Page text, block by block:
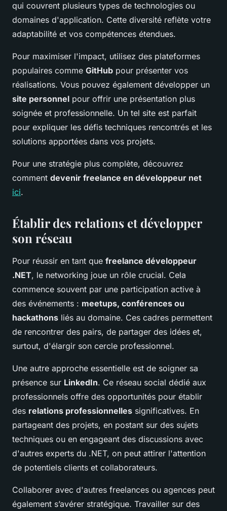
qui couvrent plusieurs types de technologies ou
domaines d'application. Cette diversité reflète votre
adaptabilité et vos compétences étendues.
Pour maximiser l'impact, utilisez des plateformes
populaires comme GitHub pour présenter vos
réalisations. Vous pouvez également développer un
site personnel pour offrir une présentation plus
soignée et professionnelle. Un tel site est parfait
pour expliquer les défis techniques rencontrés et les
solutions apportées dans vos projets.
Pour une stratégie plus complète, découvrez
comment devenir freelance en développeur net
ici.
Établir des relations et développer
son réseau
Pour réussir en tant que freelance développeur
.NET, le networking joue un rôle crucial. Cela
commence souvent par une participation active à
des événements : meetups, conférences ou
hackathons liés au domaine. Ces cadres permettent
de rencontrer des pairs, de partager des idées et,
surtout, d'élargir son cercle professionnel.
Une autre approche essentielle est de soigner sa
présence sur LinkedIn. Ce réseau social dédié aux
professionnels offre des opportunités pour établir
des relations professionnelles significatives. En
partageant des projets, en postant sur des sujets
techniques ou en engageant des discussions avec
d'autres experts du .NET, on peut attirer l'attention
de potentiels clients et collaborateurs.
Collaborer avec d'autres freelances ou agences peut
également s’avérer stratégique. Travailler sur des